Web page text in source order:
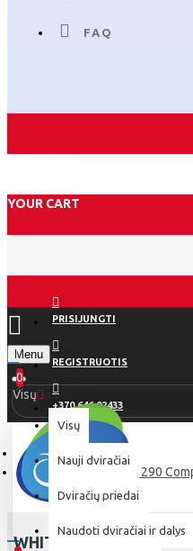
FAQ
YOUR CART
PRISIJUNGTI
REGISTRUOTIS
+370 646 02433
Menu
0
Visų
Visų
Nauji dviračiai
Dviračių priedai
Naudoti dviračiai ir dalys
White XC 290
WHITE XC 290 COMP: